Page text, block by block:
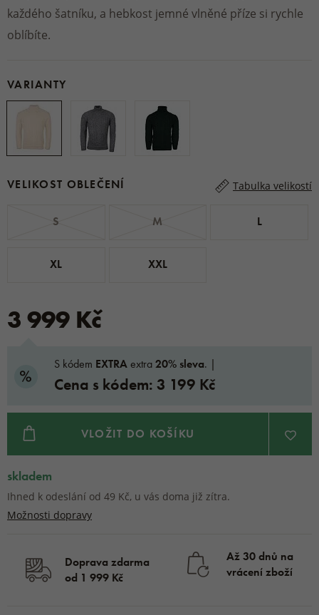
každého šatníku, a hebkost jemné vlněné příze si rychle
oblíbíte.
VARIANTY
VELIKOST OBLEČENÍ Tabulka velikostí
S M L
XL XXL
3 999 Kč
S kódem EXTRAextra20% sleva. |
Cena s kódem: 3 199 Kč
VLOŽIT DO KOŠÍKU
skladem
Ihned k odeslání od 49 Kč, u vás doma již zítra.
Možnosti dopravy
Doprava zdarma
od 1 999 Kč
Až 30 dnů na
vrácení zboží